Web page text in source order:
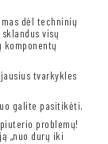
dėl techninių
visų
tvarkykles
galite pasitikėti.
problemų!
„nuo durų iki